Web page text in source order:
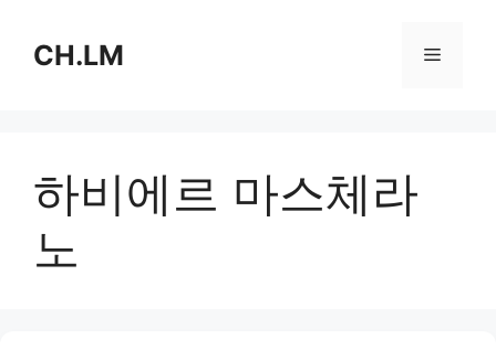
contentCH.LM Menu
하비에르 마스체라
노